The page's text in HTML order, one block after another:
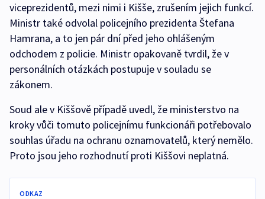
viceprezidentů, mezi nimi i Kišše, zrušením jejich funkcí.
Ministr také odvolal policejního prezidenta Štefana
Hamrana, a to jen pár dní před jeho ohlášeným
odchodem z policie. Ministr opakovaně tvrdil, že v
personálních otázkách postupuje v souladu se
zákonem.
Soud ale v Kiššově případě uvedl, že ministerstvo na
kroky vůči tomuto policejnímu funkcionáři potřebovalo
souhlas úřadu na ochranu oznamovatelů, který nemělo.
Proto jsou jeho rozhodnutí proti Kiššovi neplatná.
ODKAZ